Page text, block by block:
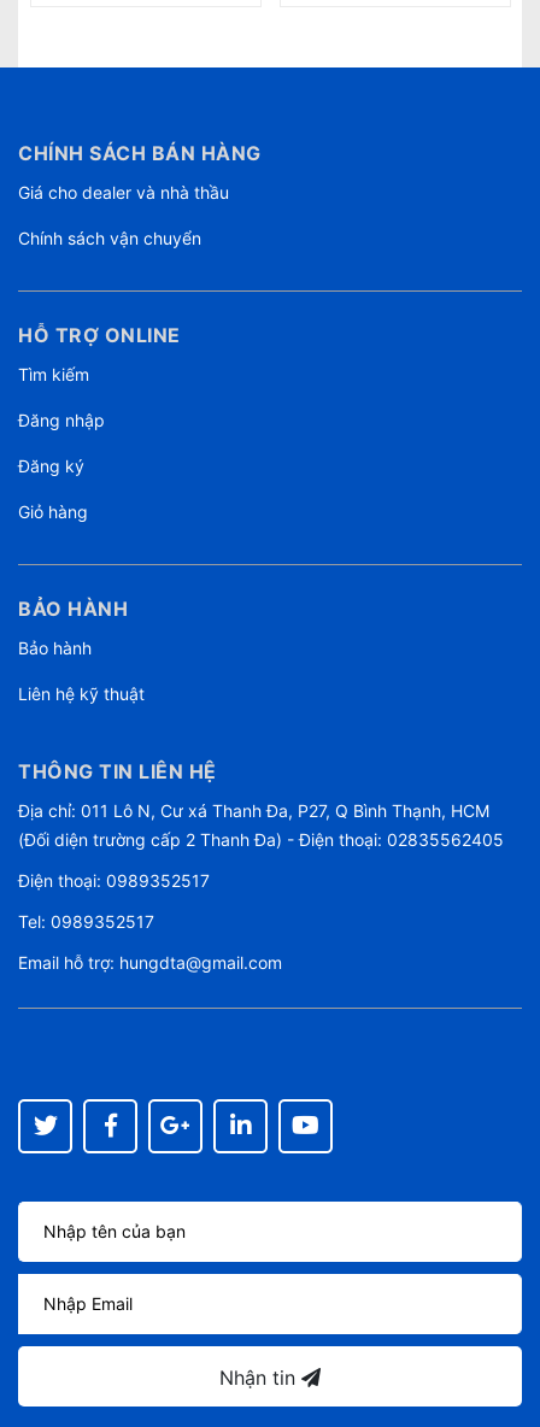
CHÍNH SÁCH BÁN HÀNG
Giá cho dealer và nhà thầu
Chính sách vận chuyển
HỖ TRỢ ONLINE
Tìm kiếm
Đăng nhập
Đăng ký
Giỏ hàng
BẢO HÀNH
Bảo hành
Liên hệ kỹ thuật
THÔNG TIN LIÊN HỆ
Địa chỉ: 011 Lô N, Cư xá Thanh Đa, P27, Q Bình Thạnh, HCM
(Đối diện trường cấp 2 Thanh Đa) - Điện thoại: 02835562405
Điện thoại: 0989352517
Tel: 0989352517
Email hỗ trợ: hungdta@gmail.com
Nhận tin